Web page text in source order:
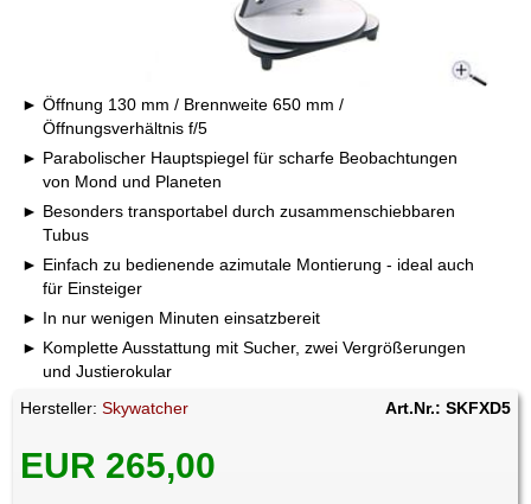
Öffnung 130 mm / Brennweite 650 mm /
Öffnungsverhältnis f/5
Parabolischer Hauptspiegel für scharfe Beobachtungen
von Mond und Planeten
Besonders transportabel durch zusammenschiebbaren
Tubus
Einfach zu bedienende azimutale Montierung - ideal auch
für Einsteiger
In nur wenigen Minuten einsatzbereit
Komplette Ausstattung mit Sucher, zwei Vergrößerungen
und Justierokular
Hersteller:Skywatcher Art.Nr.: SKFXD5
EUR 265,00